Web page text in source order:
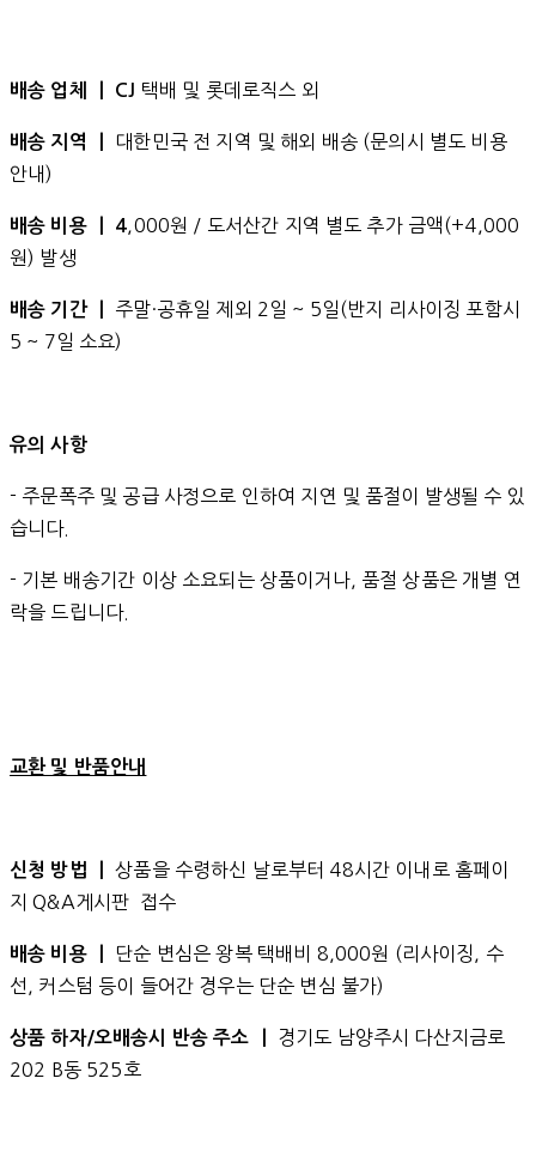
배송 업체 ㅣ CJ 택배 및 롯데로직스 외
배송 지역 ㅣ 대한민국 전 지역 및 해외 배송 (문의시 별도 비용
안내)
배송 비용 ㅣ 4,000원 / 도서산간 지역 별도 추가 금액(+4,000
원) 발생
배송 기간 ㅣ 주말·공휴일 제외 2일 ~ 5일(반지 리사이징 포함시
5 ~ 7일 소요)
유의 사항
- 주문폭주 및 공급 사정으로 인하여 지연 및 품절이 발생될 수 있
습니다.
- 기본 배송기간 이상 소요되는 상품이거나, 품절 상품은 개별 연
락을 드립니다.
교환 및 반품안내
신청 방법 ㅣ상품을 수령하신 날로부터 48시간 이내로 홈페이
지 Q&A게시판 접수
배송 비용 ㅣ
단순 변심은 왕복 택배비 8,000원 (리사이징, 수
선, 커스텀 등이 들어간 경우는 단순 변심 불가)
상품 하자/오배송시 반송 주소 ㅣ 경기도 남양주시 다산지금로
202 B동 525호